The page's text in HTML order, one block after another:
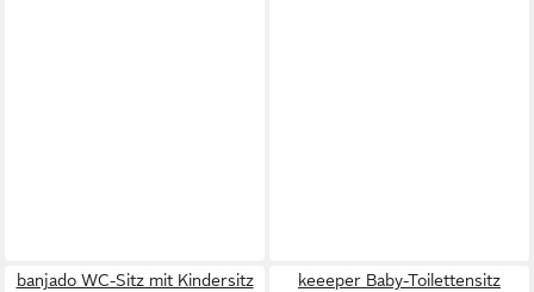
banjado WC-Sitz mit Kindersitz
keeeper Baby-Toilettensitz